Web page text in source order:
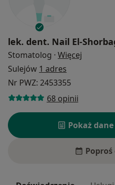
lek. dent. Nail El-
Stomatolog · Więcej
Sulejów 1 adres
Nr PWZ: 2453355
68 opinii
Pokaż